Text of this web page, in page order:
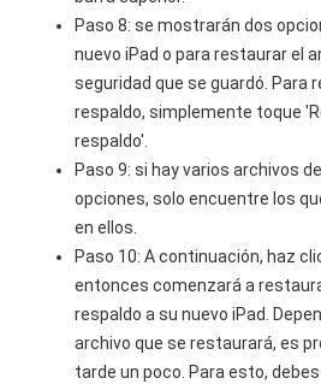
Paso 8: se mostrarán dos
nuevo iPad o para restaurar el
seguridad que se guardó. Para
respaldo, simplemente toque
respaldo'.
Paso 9: si hay varios archivos
opciones, solo encuentre los
en ellos.
Paso 10: A continuación, haz
entonces comenzará a
respaldo a su nuevo iPad.
archivo que se restaurará, es
tarde un poco. Para esto,